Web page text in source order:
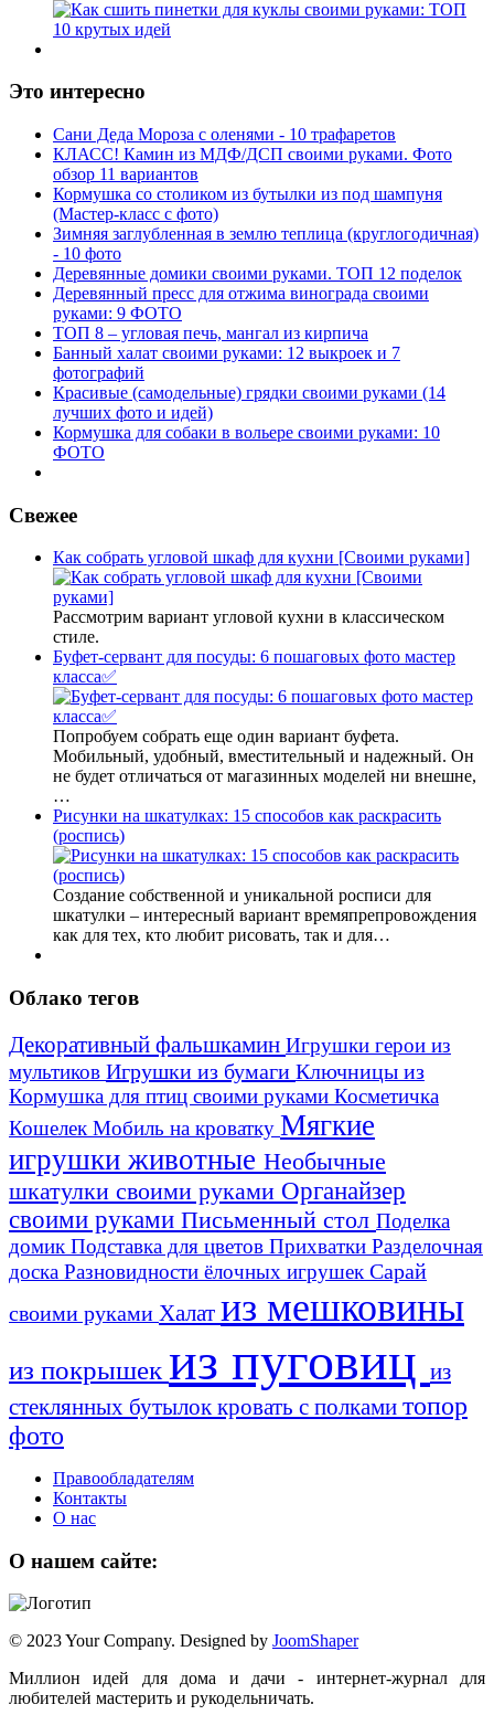
Это интересно
Сани Деда Мороза с оленями - 10 трафаретов
КЛАСС! Камин из МДФ/ДСП своими руками. Фото
обзор 11 вариантов
Кормушка со столиком из бутылки из под шампуня
(Мастер-класс с фото)
Зимняя заглубленная в землю теплица (круглогодичная)
- 10 фото
Деревянные домики своими руками. ТОП 12 поделок
Деревянный пресс для отжима винограда своими
руками: 9 ФОТО
ТОП 8 – угловая печь, мангал из кирпича
Банный халат своими руками: 12 выкроек и 7
фотографий
Красивые (самодельные) грядки своими руками (14
лучших фото и идей)
Кормушка для собаки в вольере своими руками: 10
ФОТО
Свежее
Как собрать угловой шкаф для кухни [Своими руками]
Рассмотрим вариант угловой кухни в классическом
стиле.
Буфет-сервант для посуды: 6 пошаговых фото мастер
класса✅
Попробуем собрать еще один вариант буфета.
Мобильный, удобный, вместительный и надежный. Он
не будет отличаться от магазинных моделей ни внешне,
…
Рисунки на шкатулках: 15 способов как раскрасить
(роспись)
Создание собственной и уникальной росписи для
шкатулки – интересный вариант времяпрепровождения
как для тех, кто любит рисовать, так и для…
Облако тегов
Декоративный фальшкамин Игрушки герои из
мультиков Игрушки из бумаги Ключницы из
Кормушка для птиц своими руками Косметичка
Кошелек Мобиль на кроватку Мягкие
игрушки животные Необычные
шкатулки своими руками Органайзер
своими руками Письменный стол Поделка
домик Подставка для цветов Прихватки Разделочная
доска Разновидности ёлочных игрушек Сарай
своими руками Халат из мешковины
из покрышек из пуговиц из
стеклянных бутылоккровать с полками топор
фото
Правообладателям
Контакты
О нас
О нашем сайте:
© 2023 Your Company. Designed by JoomShaper
Миллион идей для дома и дачи - интернет-журнал для
любителей мастерить и рукодельничать.